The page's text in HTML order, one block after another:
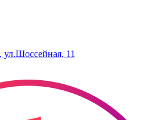
ул.Шоссейная, 11